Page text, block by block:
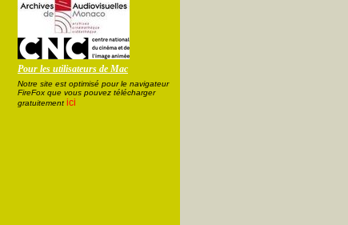
Pour les utilisateurs de Mac
Notre site est optimisé pour le navigateur
FireFox que vous pouvez télécharger
gratuitement ici